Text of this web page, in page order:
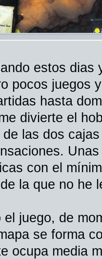
estos dias
pocos juegos
hasta
divierte el
de las dos
con el
la que no he
el juego, de
se forma
ocupa media